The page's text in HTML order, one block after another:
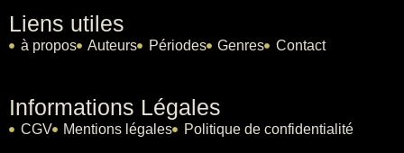
Liens utiles
à propos Auteurs Périodes Genres Contact
Informations Légales
CGV Mentions légales Politique de confidentialité